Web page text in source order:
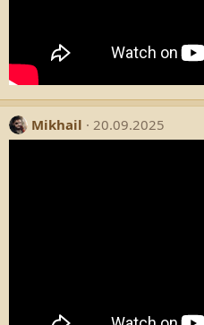
Mikhail 20.09.2025